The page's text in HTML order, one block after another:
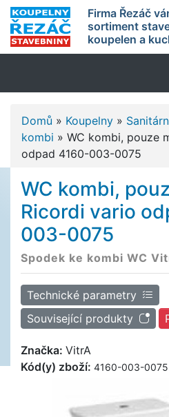
Firma Řezáč
sortiment
koupelen a
Domů » Koupelny »
kombi » WC kombi, pouze
odpad 4160-003-0075
WC kombi,
Ricordi vario
003-0075
Spodek ke kombi WC
Technické parametry
Související produkty
Značka: VitrA
Kód(y) zboží: 4160-003-0075